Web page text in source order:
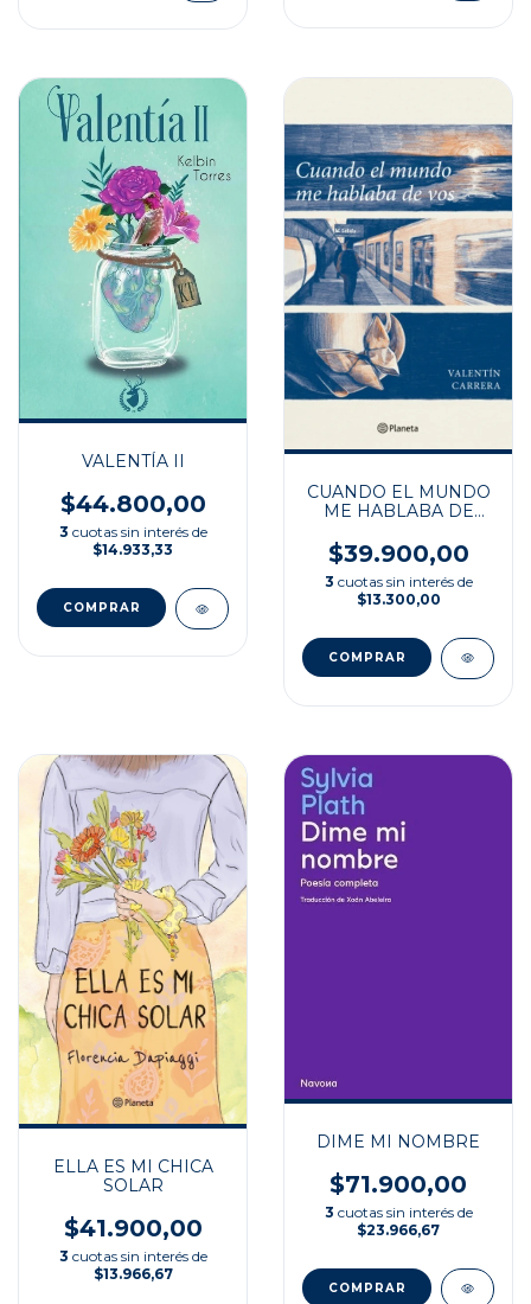
VALENTÍA II
$44.800,00
3 cuotas sin interés de
$14.933,33
CUANDO EL MUNDO
ME HABLABA DE
$39.900,00
3 cuotas sin interés de
$13.300,00
ELLA ES MI CHICA
SOLAR
$41.900,00
3 cuotas sin interés de
$13.966,67
DIME MI NOMBRE
$71.900,00
3 cuotas sin interés de
$23.966,67